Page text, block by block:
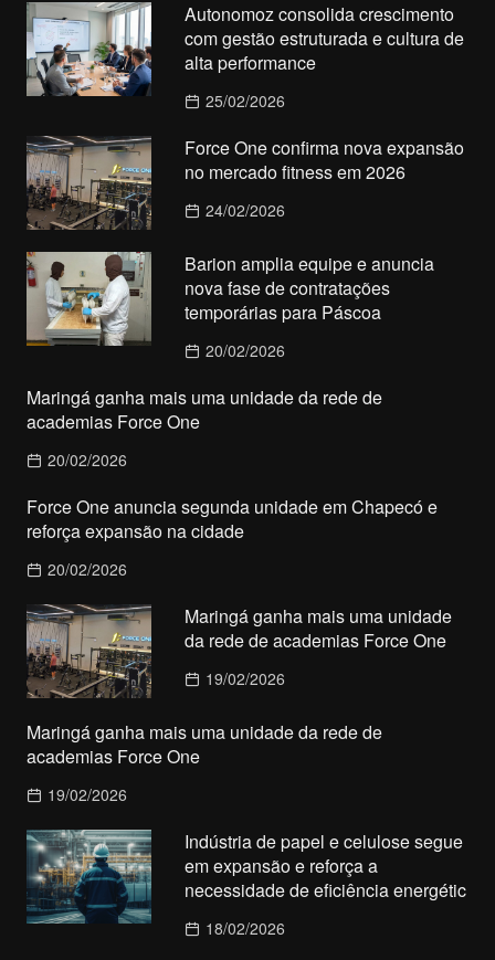
Autonomoz consolida crescimento
com gestão estruturada e cultura de
alta performance
25/02/2026
Force One confirma nova expansão
no mercado fitness em 2026
24/02/2026
Barion amplia equipe e anuncia
nova fase de contratações
temporárias para Páscoa
20/02/2026
Maringá ganha mais uma unidade da rede de
academias Force One
20/02/2026
Force One anuncia segunda unidade em Chapecó e
reforça expansão na cidade
20/02/2026
Maringá ganha mais uma unidade
da rede de academias Force One
19/02/2026
Maringá ganha mais uma unidade da rede de
academias Force One
19/02/2026
Indústria de papel e celulose segue
em expansão e reforça a
necessidade de eficiência energétic
18/02/2026